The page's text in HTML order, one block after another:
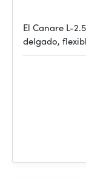
El Canare L-
delgado,